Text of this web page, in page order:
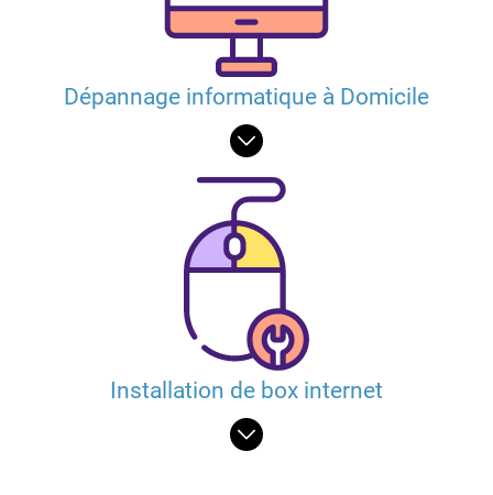
Dépannage informatique à Domicile
Installation de box internet